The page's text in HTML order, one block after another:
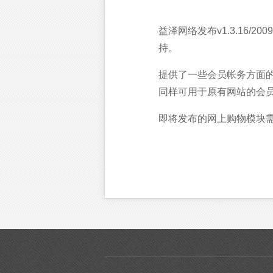
益泽网络发布v1.3.16/
持。
提供了一些会员帐务方面
同样可用于原有网站的会
即将发布的网上购物模块